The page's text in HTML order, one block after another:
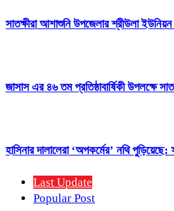
সাতক্ষীরা আশাশুনি উপজেলার শ্রীউলা
জাসাস এর ৪৬ তম প্রতিষ্ঠাবার্ষিকী উপলক্ষে
হাসিনার দালালেরা ‘অপকর্মের’ নথি পুড়িয়েছে:
Last Update
Popular Post